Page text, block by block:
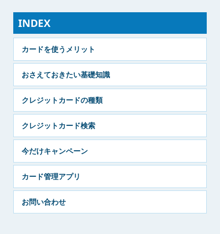
INDEX
カードを使うメリット
おさえておきたい基礎知識
クレジットカードの種類
クレジットカード検索
今だけキャンペーン
カード管理アプリ
お問い合わせ